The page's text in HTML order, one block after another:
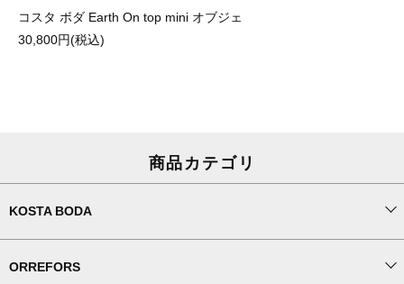
コスタ ボダ Earth On top mini オブジェ
30,800円(税込)
商品カテゴリ
KOSTA BODA
ORREFORS